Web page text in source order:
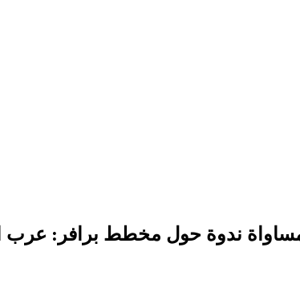
مساواة ندوة حول مخطط برافر: عرب